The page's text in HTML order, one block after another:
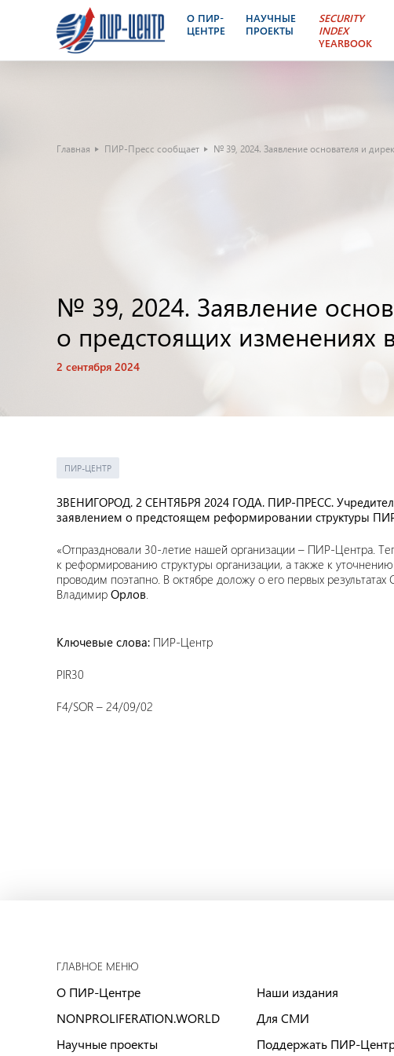
О ПИР-
ЦЕНТРЕ
НАУЧНЫЕ
ПРОЕКТЫ
SECURITY
INDEX
YEARBOOK
Главная ПИР-Пресс сообщает № 39, 2024. Заявление основателя и
№ 39, 2024. Заявление
о предстоящих изменениях
2 сентября 2024
ПИР-ЦЕНТР
ЗВЕНИГОРОД. 2 СЕНТЯБРЯ 2024 ГОДА. ПИР-ПРЕСС.
заявлением о предстоящем реформировании структуры
«Отпраздновали 30-летие нашей организации – ПИР-Центра.
к реформированию структуры организации, а также к
проводим поэтапно. В октябре доложу о его первых
Владимир Орлов.
Ключевые слова: ПИР-Центр
PIR30
F4/SOR – 24/09/02
ГЛАВНОЕ МЕНЮ
О ПИР-Центре
NONPROLIFERATION.WORLD
Научные проекты
Наши издания
Для СМИ
Поддержать ПИР-